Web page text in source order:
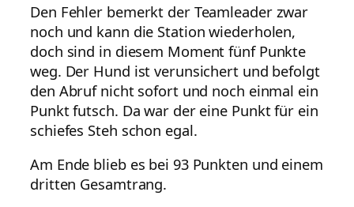
Den Fehler bemerkt der Teamleader zwar
noch und kann die Station wiederholen,
doch sind in diesem Moment fünf Punkte
weg. Der Hund ist verunsichert und befolgt
den Abruf nicht sofort und noch einmal ein
Punkt futsch. Da war der eine Punkt für ein
schiefes Steh schon egal.
Am Ende blieb es bei 93 Punkten und einem
dritten Gesamtrang.